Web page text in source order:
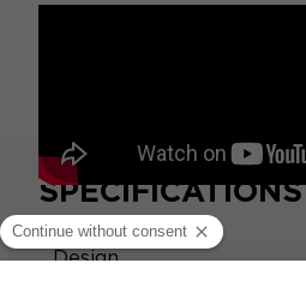
SPÉCIFICATIONS
Design